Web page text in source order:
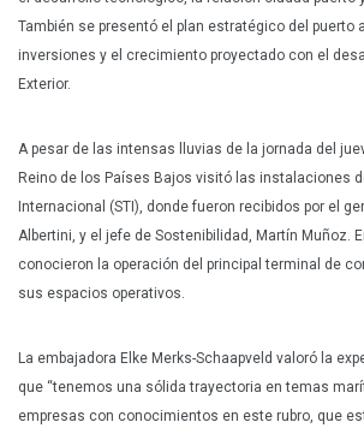
También se presentó el plan estratégico del puerto
inversiones y el crecimiento proyectado con el
Exterior.
A pesar de las intensas lluvias de la jornada del
Reino de los Países Bajos visitó las instalaciones
Internacional (STI), donde fueron recibidos por el
Albertini, y el jefe de Sostenibilidad, Martín Muñoz.
conocieron la operación del principal terminal de
sus espacios operativos.
La embajadora Elke Merks-Schaapveld valoró la
que “tenemos una sólida trayectoria en temas
empresas con conocimientos en este rubro, que